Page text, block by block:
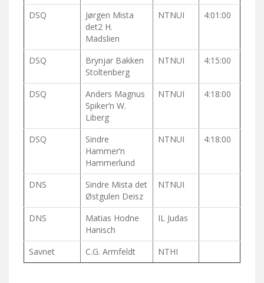
DSQ
Jørgen Mista
det2 H.
Madslien
NTNUI 4:01:00
DSQ
Brynjar Bakken
Stoltenberg
NTNUI 4:15:00
DSQ
Anders Magnus
Spiker’n W.
Liberg
NTNUI 4:18:00
DSQ
Sindre
Hammer’n
Hammerlund
NTNUI 4:18:00
DNS
Sindre Mista det
Østgulen Deisz
NTNUI
DNS
Matias Hodne
Hanisch
IL Judas
Savnet C.G. Armfeldt NTHI